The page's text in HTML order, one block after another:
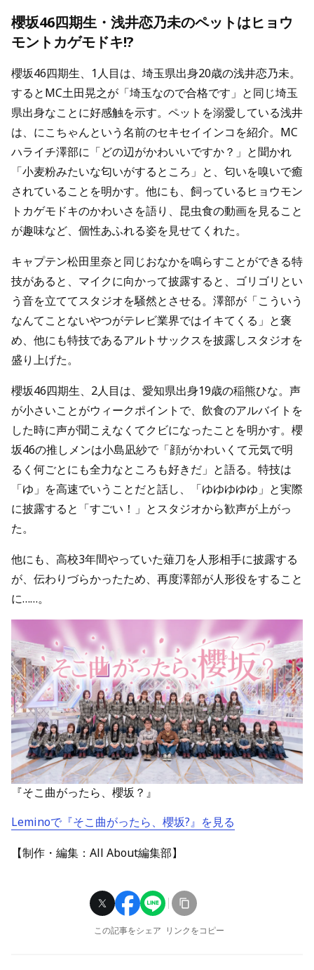
櫻坂46四期生・浅井恋乃未のペットはヒョウ
モントカゲモドキ!?
櫻坂46四期生、1人目は、埼玉県出身20歳の浅井恋乃未。
するとMC土田晃之が「埼玉なので合格です」と同じ埼玉
県出身なことに好感触を示す。ペットを溺愛している浅井
は、にこちゃんという名前のセキセイインコを紹介。MC
ハライチ澤部に「どの辺がかわいいですか？」と聞かれ
「小麦粉みたいな匂いがするところ」と、匂いを嗅いで癒
されていることを明かす。他にも、飼っているヒョウモン
トカゲモドキのかわいさを語り、昆虫食の動画を見ること
が趣味など、個性あふれる姿を見せてくれた。
キャプテン松田里奈と同じおなかを鳴らすことができる特
技があると、マイクに向かって披露すると、ゴリゴリとい
う音を立ててスタジオを騒然とさせる。澤部が「こういう
なんてことないやつがテレビ業界ではイキてくる」と褒
め、他にも特技であるアルトサックスを披露しスタジオを
盛り上げた。
櫻坂46四期生、2人目は、愛知県出身19歳の稲熊ひな。声
が小さいことがウィークポイントで、飲食のアルバイトを
した時に声が聞こえなくてクビになったことを明かす。櫻
坂46の推しメンは小島凪紗で「顔がかわいくて元気で明
るく何ごとにも全力なところも好きだ」と語る。特技は
「ゆ」を高速でいうことだと話し、「ゆゆゆゆゆ」と実際
に披露すると「すごい！」とスタジオから歓声が上がっ
た。
他にも、高校3年間やっていた薙刀を人形相手に披露する
が、伝わりづらかったため、再度澤部が人形役をすること
に……。
『そこ曲がったら、櫻坂？』
Leminoで『そこ曲がったら、櫻坂?』を見る
【制作・編集：All About編集部】
この記事をシェア リンクをコピー